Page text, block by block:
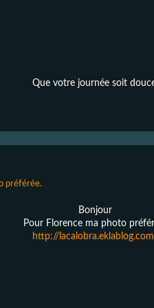
Que votre journée soit
préférée.
Bonjour
Pour Florence ma photo
http://